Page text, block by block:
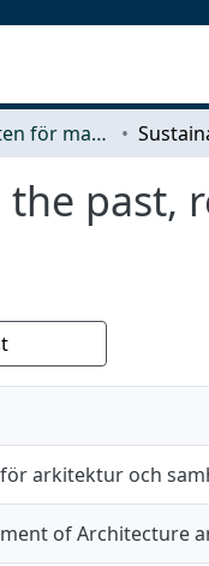
Examensarbeten för masterexamen
past,
arkitektur och
of Architecture